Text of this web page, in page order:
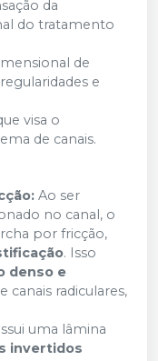
da
do tratamento
de
e
visa o
de canais.
Ao ser
no canal, o
por fricção,
. Isso
denso e
canais radiculares,
uma lâmina
invertidos